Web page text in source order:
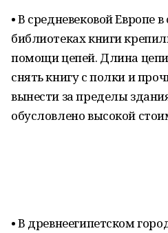
• В средневековой Европе
библиотеках книги
помощи цепей. Длина
снять книгу с полки и
вынести за пределы
обусловлено высокой
• В древнеегипетском